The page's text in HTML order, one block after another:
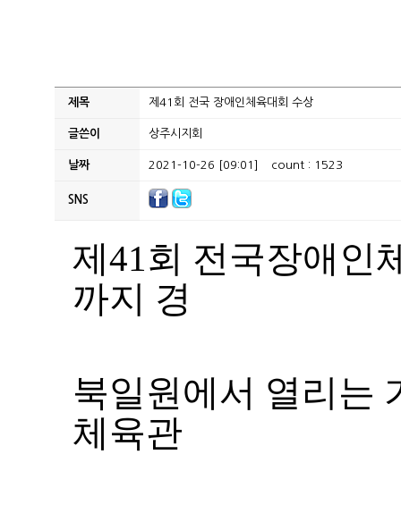
제목 제41회 전국 장애인체육대회 수상
글쓴이 상주시지회
날짜 2021-10-26 [09:01] count : 1523
SNS
제41회 전국장애인
까지 경
체육관